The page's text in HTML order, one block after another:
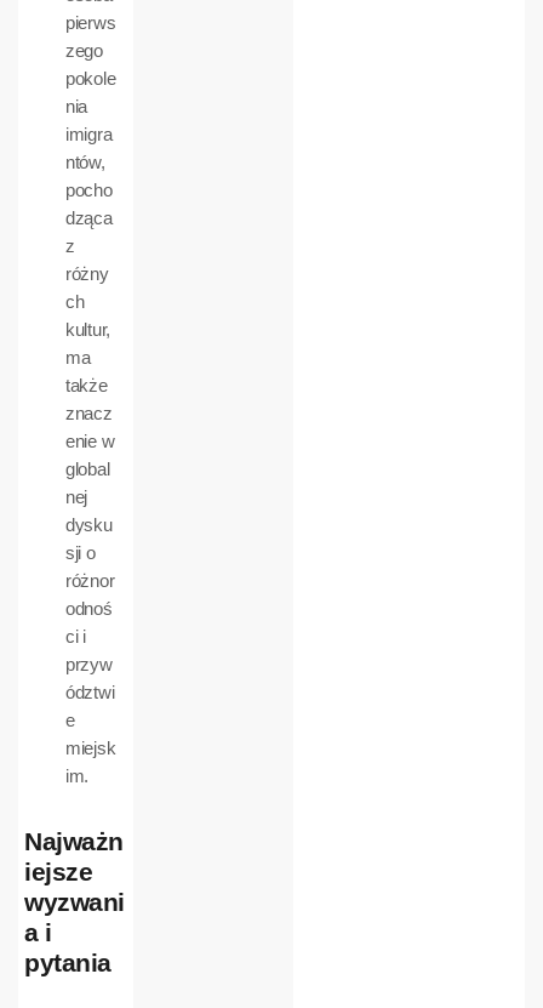
pierws
zego
pokole
nia
imigra
ntów,
pocho
dząca
z
różny
ch
kultur,
ma
także
znacz
enie w
global
nej
dysku
sji o
różnor
odnoś
ci i
przyw
ództwi
e
miejsk
im.
Najważn
iejsze
wyzwani
a i
pytania